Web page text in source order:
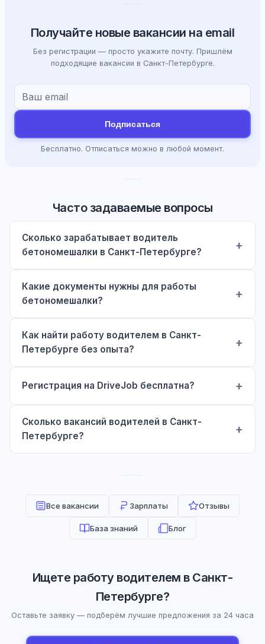
Получайте новые вакансии на email
Без регистрации — просто укажите почту. Пришлём
подходящие вакансии в Санкт-Петербурге.
Подписаться
Бесплатно. Отписаться можно в любой момент.
Часто задаваемые вопросы
Сколько зарабатывает водитель
бетономешалки в Санкт-Петербурге?
Какие документы нужны для работы
бетономешалки?
Как найти работу водителем в Санкт-
Петербурге без опыта?
Регистрация на DriveJob бесплатна?
Сколько вакансий водителей в Санкт-
Петербурге?
Все вакансии Зарплаты Отзывы
База знаний Блог
Ищете работу водителем в Санкт-
Петербурге?
Оставьте заявку — подберём лучшие предложения за 24 часа